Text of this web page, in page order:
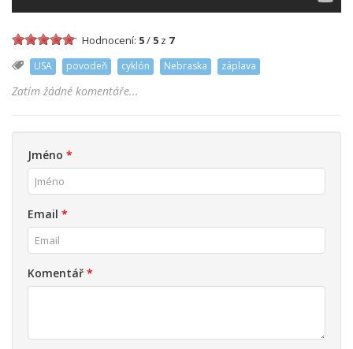
Hodnocení: 5/ 5 z 7
USA povodeň cyklón Nebraska záplava
Zatím žádné komentáře...
Jméno *
Email *
Komentář *